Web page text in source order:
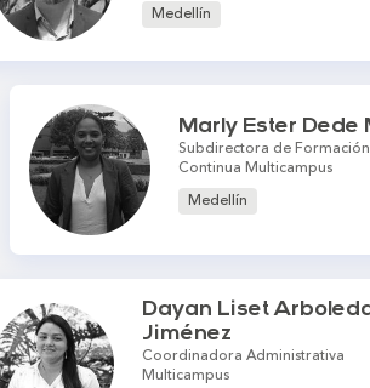
Medellín
Marly Ester Dede
Subdirectora de Formación
Continua Multicampus
Medellín
Dayan Liset
Jiménez
Coordinadora Administrativa
Multicampus